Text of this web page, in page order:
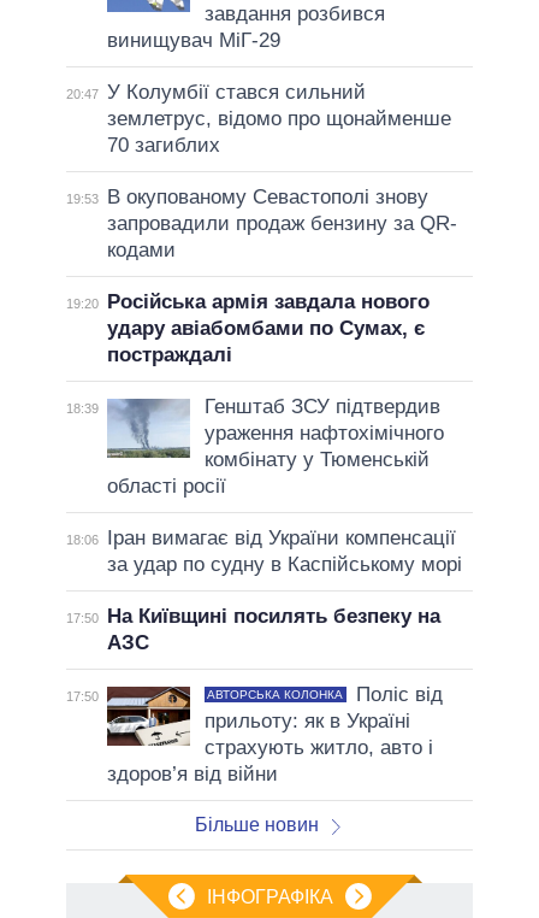
завдання розбився
винищувач МіГ-29
20:47 У Колумбії стався сильний
землетрус, відомо про щонайменше
70 загиблих
19:53
В окупованому Севастополі знову
запровадили продаж бензину за QR-
кодами
19:20
Російська армія завдала нового
удару авіабомбами по Сумах, є
постраждалі
18:39
Генштаб ЗСУ підтвердив
ураження нафтохімічного
комбінату у Тюменській
області росії
18:06
Іран вимагає від України компенсації
за удар по судну в Каспійському морі
17:50
На Київщині посилять безпеку на
АЗС
17:50 АВТОРСЬКА КОЛОНКА
Поліс від
прильоту: як в Україні
страхують житло, авто і
здоров’я від війни
Більше новин
ІНФОГРАФІКА